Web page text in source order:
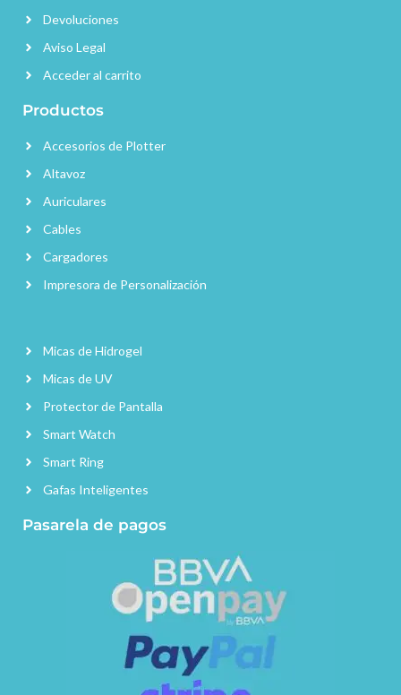
Devoluciones
Aviso Legal
Acceder al carrito
Productos
Accesorios de Plotter
Altavoz
Auriculares
Cables
Cargadores
Impresora de Personalización
Micas de Hidrogel
Micas de UV
Protector de Pantalla
Smart Watch
Smart Ring
Gafas Inteligentes
Pasarela de pagos